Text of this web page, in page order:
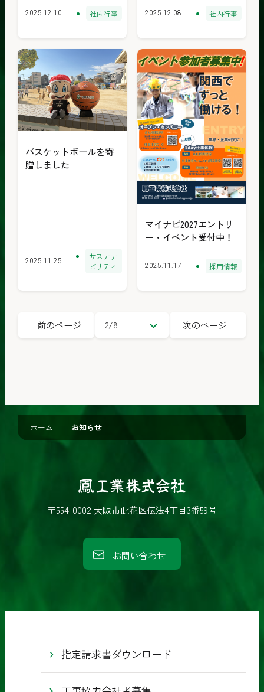
2025.12.10 社内行事 2025.12.08 社内行事
バスケットボールを寄
贈しました
2025.11.25
サステナ
ビリティ
マイナビ2027エントリ
ー・イベント受付中！
2025.11.17 採用情報
前のページ
選
し
後
ー
ジ
遷
移
ま
次のページ
ホーム お知らせ
鳳
工
株
〒554-0002 大阪市此花区伝法4丁目3番59号
お問い合わせ
指定請求書ダウンロード